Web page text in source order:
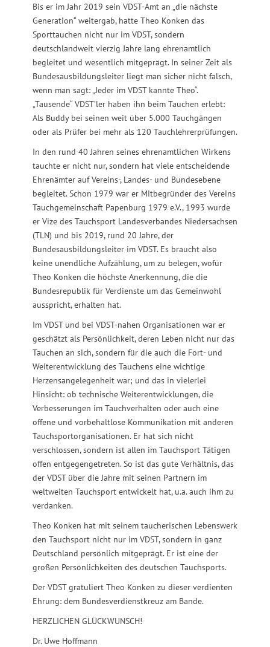
Bis er im Jahr 2019 sein VDST-Amt an „die nächste
Generation“ weitergab, hatte Theo Konken das
Sporttauchen nicht nur im VDST, sondern
deutschlandweit vierzig Jahre lang ehrenamtlich
begleitet und wesentlich mitgeprägt. In seiner Zeit als
Bundesausbildungsleiter liegt man sicher nicht falsch,
wenn man sagt: „Jeder im VDST kannte Theo“.
„Tausende“ VDST’ler haben ihn beim Tauchen erlebt:
Als Buddy bei seinen weit über 5.000 Tauchgängen
oder als Prüfer bei mehr als 120 Tauchlehrerprüfungen.
In den rund 40 Jahren seines ehrenamtlichen Wirkens
tauchte er nicht nur, sondern hat viele entscheidende
Ehrenämter auf Vereins-, Landes- und Bundesebene
begleitet. Schon 1979 war er Mitbegründer des Vereins
Tauchgemeinschaft Papenburg 1979 e.V., 1993 wurde
er Vize des Tauchsport Landesverbandes Niedersachsen
(TLN) und bis 2019, rund 20 Jahre, der
Bundesausbildungsleiter im VDST. Es braucht also
keine unendliche Aufzählung, um zu belegen, wofür
Theo Konken die höchste Anerkennung, die die
Bundesrepublik für Verdienste um das Gemeinwohl
ausspricht, erhalten hat.
Im VDST und bei VDST-nahen Organisationen war er
geschätzt als Persönlichkeit, deren Leben nicht nur das
Tauchen an sich, sondern für die auch die Fort- und
Weiterentwicklung des Tauchens eine wichtige
Herzensangelegenheit war; und das in vielerlei
Hinsicht: ob technische Weiterentwicklungen, die
Verbesserungen im Tauchverhalten oder auch eine
offene und vorbehaltlose Kommunikation mit anderen
Tauchsportorganisationen. Er hat sich nicht
verschlossen, sondern ist allen im Tauchsport Tätigen
offen entgegengetreten. So ist das gute Verhältnis, das
der VDST über die Jahre mit seinen Partnern im
weltweiten Tauchsport entwickelt hat, u.a. auch ihm zu
verdanken.
Theo Konken hat mit seinem taucherischen Lebenswerk
den Tauchsport nicht nur im VDST, sondern in ganz
Deutschland persönlich mitgeprägt. Er ist eine der
großen Persönlichkeiten des deutschen Tauchsports.
Der VDST gratuliert Theo Konken zu dieser verdienten
Ehrung: dem Bundesverdienstkreuz am Bande.
HERZLICHEN GLÜCKWUNSCH!
Dr. Uwe Hoffmann